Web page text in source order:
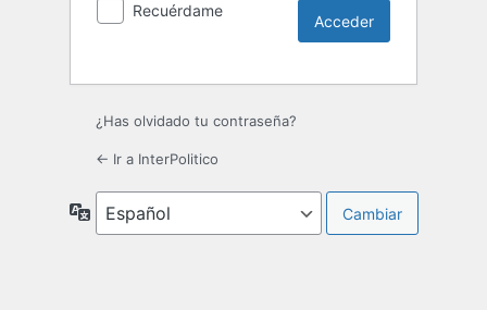
Recuérdame
¿Has olvidado tu contraseña?
← Ir a InterPolitico
Idioma